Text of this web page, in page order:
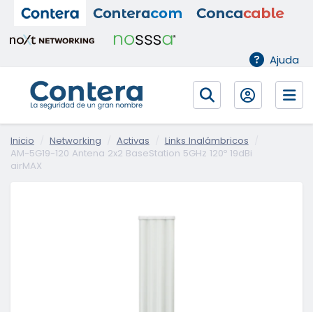
Ajuda
Inicio Networking Activas
Links Inalámbricos
AM-5G19-120 Antena 2x2 BaseStation 5GHz 120º 19dBi
airMAX